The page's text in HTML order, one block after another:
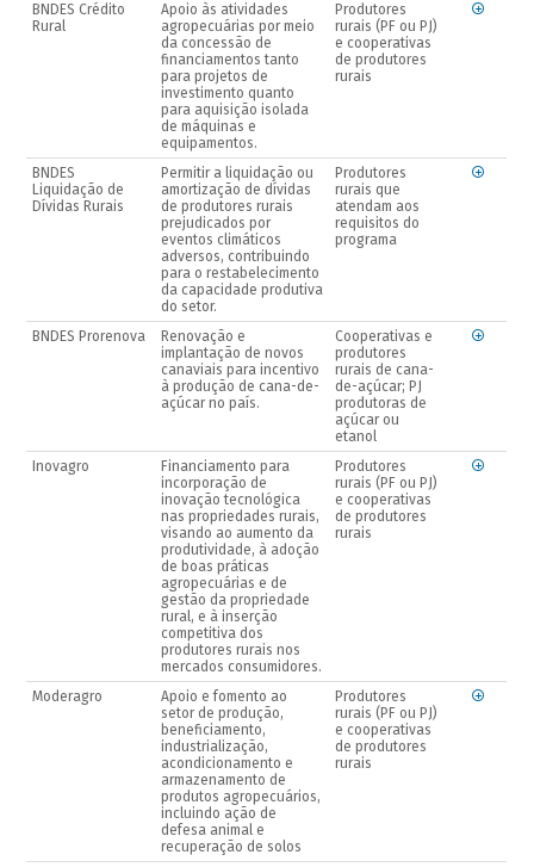
BNDES Crédito
Rural
Apoio às atividades
agropecuárias por meio
da concessão de
financiamentos tanto
para projetos de
investimento quanto
para aquisição isolada
de máquinas e
equipamentos.
Produtores
rurais (PF ou PJ)
e cooperativas
de produtores
rurais
BNDES
Liquidação de
Dívidas Rurais
Permitir a liquidação ou
amortização de dívidas
de produtores rurais
prejudicados por
eventos climáticos
adversos, contribuindo
para o restabelecimento
da capacidade produtiva
do setor.
Produtores
rurais que
atendam aos
requisitos do
programa
BNDES Prorenova
Renovação e
implantação de novos
canaviais para incentivo
à produção de cana-de-
açúcar no país.
Cooperativas e
produtores
rurais de cana-
de-açúcar; PJ
produtoras de
açúcar ou
etanol
Inovagro
Financiamento para
incorporação de
inovação tecnológica
nas propriedades rurais,
visando ao aumento da
produtividade, à adoção
de boas práticas
agropecuárias e de
gestão da propriedade
rural, e à inserção
competitiva dos
produtores rurais nos
mercados consumidores.
Produtores
rurais (PF ou PJ)
e cooperativas
de produtores
rurais
Moderagro
Apoio e fomento ao
setor de produção,
beneficiamento,
industrialização,
acondicionamento e
armazenamento de
produtos agropecuários,
incluindo ação de
defesa animal e
recuperação de solos
Produtores
rurais (PF ou PJ)
e cooperativas
de produtores
rurais